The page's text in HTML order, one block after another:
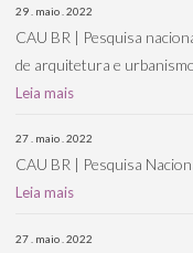
29 . maio . 2022
CAU BR | Pesquisa
de arquitetura e
Leia mais
27 . maio . 2022
CAU BR | Pesquisa
Leia mais
27 . maio . 2022